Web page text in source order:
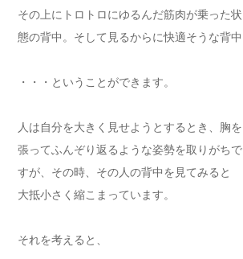
その上にトロトロにゆるんだ筋肉が乗った状
態の背中。そして見るからに快適そうな背中
・・・ということができます。
人は自分を大きく見せようとするとき、胸を
張ってふんぞり返るような姿勢を取りがちで
すが、その時、その人の背中を見てみると
大抵小さく縮こまっています。
それを考えると、